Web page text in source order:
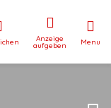
Anzeige
aufgeben Menu